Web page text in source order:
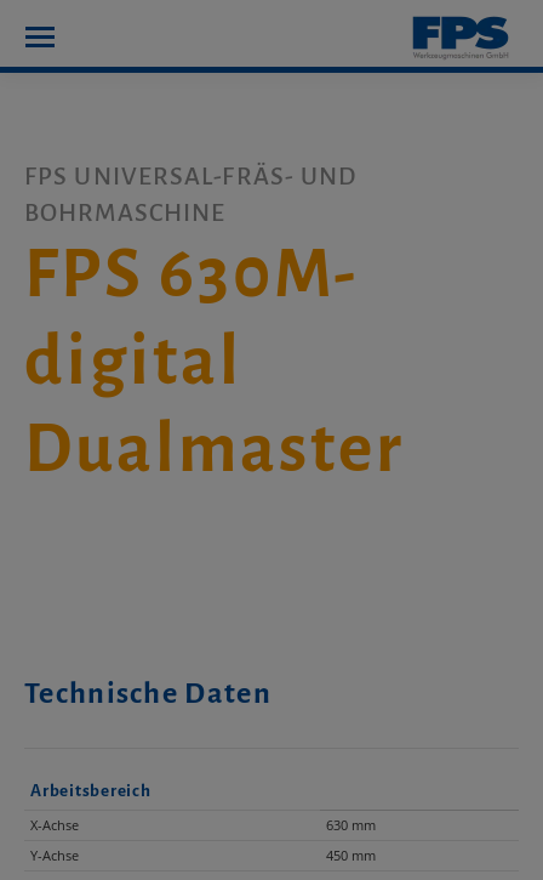
FPS UNIVERSAL-FRÄS- UND
BOHRMASCHINE
FPS 630M-
digital
Dualmaster
Technische Daten
Arbeitsbereich
X-Achse
630 mm
Y-Achse
450 mm